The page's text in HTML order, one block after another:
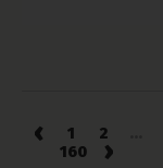
‹ 1 2
160
›